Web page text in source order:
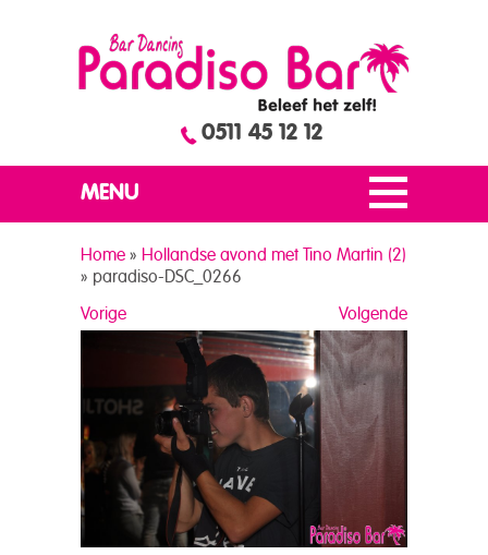
0511 45 12 12
MENU
Home » Hollandse avond met Tino Martin (2)
» paradiso-DSC_0266
Volgende
Vorige